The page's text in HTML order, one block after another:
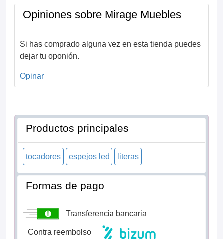
Opiniones sobre Mirage Muebles
Si has comprado alguna vez en esta tienda puedes
dejar tu oponión.
Opinar
Productos principales
tocadores espejos led literas
Formas de pago
Transferencia bancaria
Contra reembolso